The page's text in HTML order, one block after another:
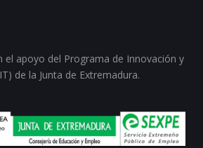
el apoyo del Programa de Innovación y
de la Junta de Extremadura.